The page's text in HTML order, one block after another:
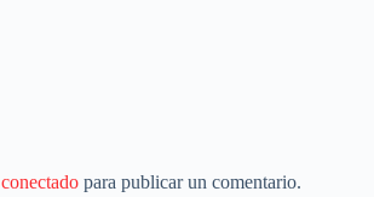
conectado para publicar un comentario.